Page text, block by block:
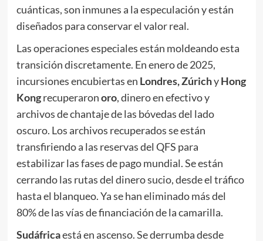
cuánticas, son inmunes a la especulación y están
diseñados para conservar el valor real.
Las operaciones especiales están moldeando esta
transición discretamente. En enero de 2025,
incursiones encubiertas en Londres, ZúrichyHong
Kongrecuperaronoro, dinero en efectivo y
archivos de chantaje de las bóvedas del lado
oscuro. Los archivos recuperados se están
transfiriendo a las reservas del QFS para
estabilizar las fases de pago mundial. Se están
cerrando las rutas del dinero sucio, desde el tráfico
hasta el blanqueo. Ya se han eliminado más del
80% de las vías de financiación de la camarilla.
Sudáfricaestá en ascenso. Se derrumba desde